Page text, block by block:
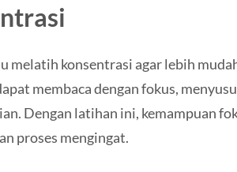
melatih konsentrasi agar lebih
membaca dengan fokus,
Dengan latihan ini, kemampuan
proses mengingat.